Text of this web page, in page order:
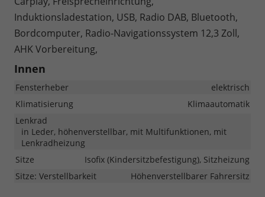
Induktionsladestation, USB, Radio DAB, Bluetooth,
Bordcomputer, Radio-Navigationssystem 12,3 Zoll,
AHK Vorbereitung,
Innen
Fensterheber
elektrisch
Klimatisierung
Klimaautomatik
Lenkrad
in Leder, höhenverstellbar, mit Multifunktionen, mit
Lenkradheizung
Sitze
Isofix (Kindersitzbefestigung), Sitzheizung
Sitze: Verstellbarkeit
Höhenverstellbarer Fahrersitz